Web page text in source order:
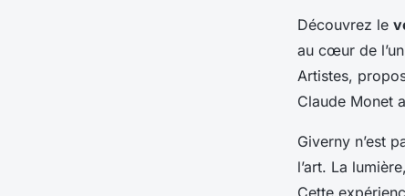
Découvrez le
au cœur de
Artistes,
Claude Monet
Giverny n’est
l’art. La